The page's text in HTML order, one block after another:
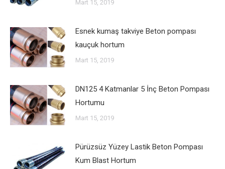
Mart 15, 2019
Esnek kumaş takviye Beton pompası
kauçuk hortum
Mart 15, 2019
DN125 4 Katmanlar 5 İnç Beton Pompası
Hortumu
Mart 15, 2019
Pürüzsüz Yüzey Lastik Beton Pompası
Kum Blast Hortum